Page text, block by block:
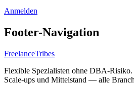
Anmelden
Footer-Navigation
FreelanceTribes
Flexible Spezialisten ohne DBA-
Scale-ups und Mittelstand — alle